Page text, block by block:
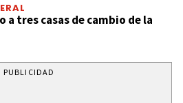
tres casas de cambio de la
PUBLICIDAD